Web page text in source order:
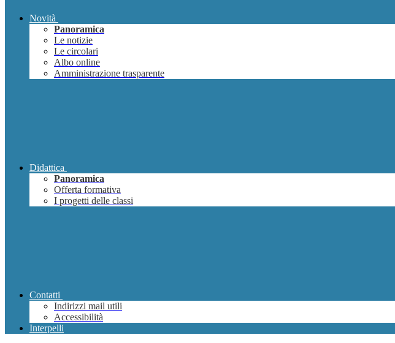
Novità
Panoramica
Le notizie
Le circolari
Albo online
Amministrazione trasparente
Didattica
Panoramica
Offerta formativa
I progetti delle classi
Contatti
Indirizzi mail utili
Accessibilità
Interpelli